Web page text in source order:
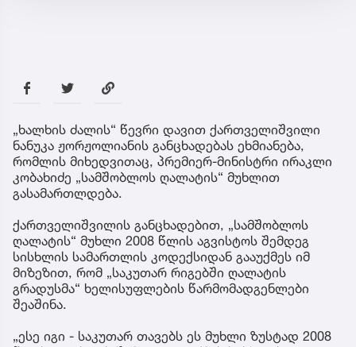
„ხალხის ძალის“ წევრი დავით ქართველიშვილი
ნანუკა ჟორჟოლიანის განცხადებას ეხმიანება,
რომლის მიხედვითაც, პრემიერ-მინისტრი ირაკლი
კობახიძე „სამშობლოს ღალატის“ მუხლით
გასამართლდება.
ქართველიშვილის განცხადებით, „სამშობლოს
ღალატის“ მუხლი 2008 წლის აგვისტოს შემდეგ
სისხლის სამართლის კოდექსიდან გააუქმეს იმ
მიზეზით, რომ „საკუთარ რიგებში ღალატის
გრადუსმა“ ხელისუფლების წარმომადგენლები
შეაშინა.
„ესე იგი - საკუთარ თავებს ეს მუხლი ზუსტად 2008